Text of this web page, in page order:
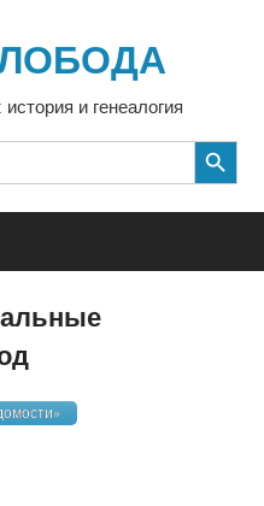
и генеалогия
SEARCH BUTTON